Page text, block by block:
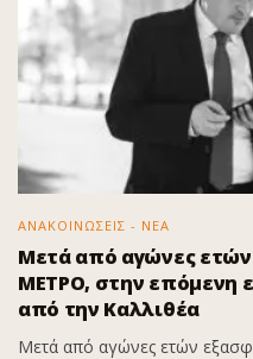
ΑΝΑΚΟΙΝΩΣΕΙΣ - ΝΕΑ
Μετά από αγώνες
ΜΕΤΡΟ, στην επόμενη
από την Καλλιθέα
Μετά από αγώνες ετών